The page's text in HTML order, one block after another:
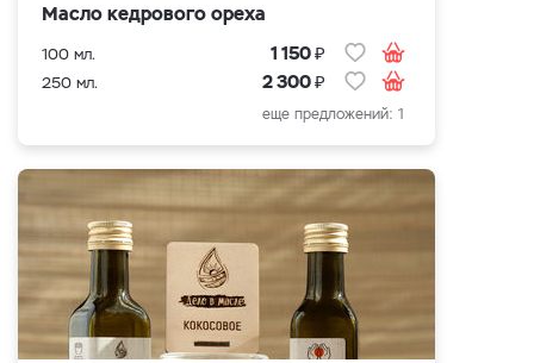
Масло кедрового ореха
100 мл. 1 150₽
250 мл. 2 300₽
еще предложений: 1